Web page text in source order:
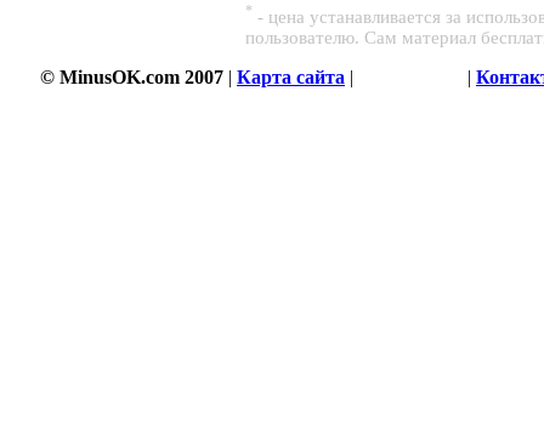
* - цена устанавливается за
пользователю. Сам материал
© MinusOK.com 2007 | Карта сайта | |